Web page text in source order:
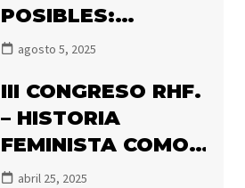
POSIBLES:
PRONTO
CONGRESO DE
HISTORIADORAS
FEMINISTAS
agosto 5, 2025
III CONGRESO RHF.
– HISTORIA
FEMINISTA COMO
RESISTENCIA:
abril 25, 2025